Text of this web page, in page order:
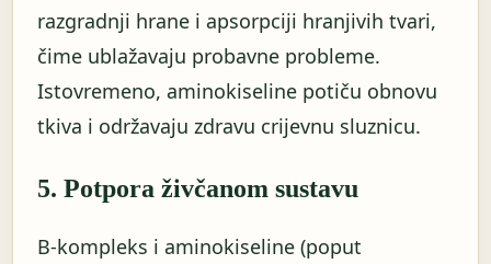
razgradnji hrane i apsorpciji hranjivih tvari,
čime ublažavaju probavne probleme.
Istovremeno, aminokiseline potiču obnovu
tkiva i održavaju zdravu crijevnu sluznicu.
5. Potpora živčanom sustavu
B-kompleks i aminokiseline (poput